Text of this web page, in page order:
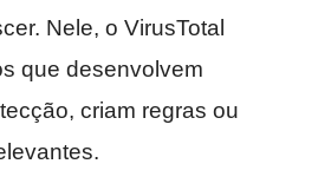
Nele, o VirusTotal
que desenvolvem
criam regras ou